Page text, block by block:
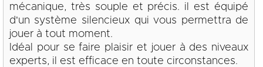
mécanique, très souple et précis. il est équipé
d'un système silencieux qui vous permettra de
jouer à tout moment.
Idéal pour se faire plaisir et jouer à des niveaux
experts, il est efficace en toute circonstances.